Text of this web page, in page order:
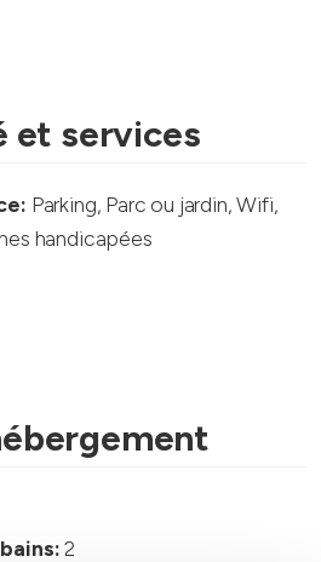
et services
Parking, Parc ou jardin, Wifi,
handicapées
2